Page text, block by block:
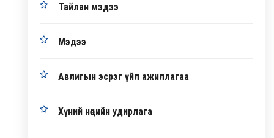
Тайлан мэдээ
Мэдээ
Авлигын эсрэг үйл ажиллагаа
Хүний нөөцийн удирлага